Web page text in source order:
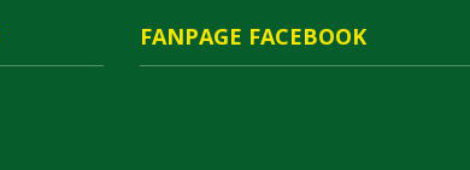
FANPAGE FACEBOOK